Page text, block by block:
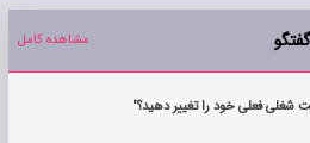
مشاهده کامل
فعلی خود را تغییر دهید؟"